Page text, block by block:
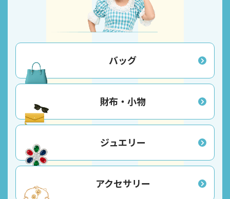
バッグ
財布・小物
ジュエリー
アクセサリー